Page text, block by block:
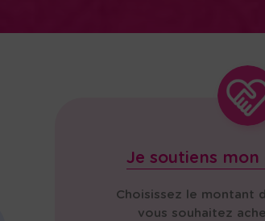
Je soutiens
Choisissez le montant
vous souhaitez